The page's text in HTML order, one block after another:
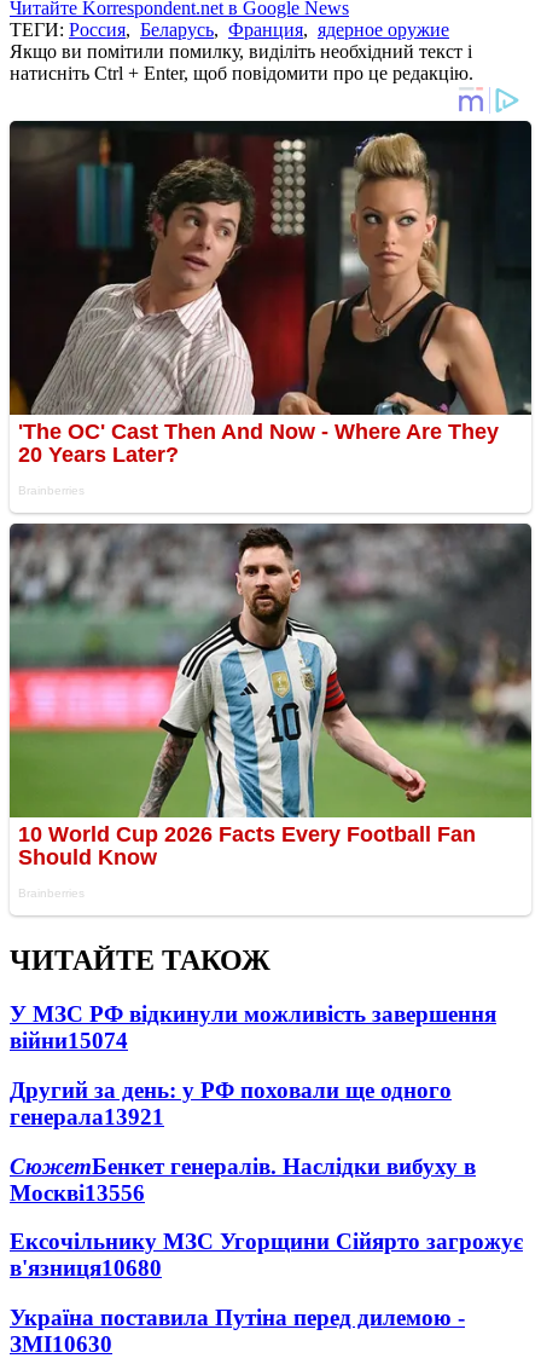
Читайте Korrespondent.net в Google News
ТЕГИ: Россия, Беларусь, Франция, ядерное оружие
Якщо ви помітили помилку, виділіть необхідний текст і
натисніть Ctrl + Enter, щоб повідомити про це редакцію.
ЧИТАЙТЕ ТАКОЖ
У МЗС РФ відкинули можливість завершення
війни15074
Другий за день: у РФ поховали ще одного
генерала13921
СюжетБенкет генералів. Наслідки вибуху в
Москві13556
Ексочільнику МЗС Угорщини Сійярто загрожує
в'язниця10680
Україна поставила Путіна перед дилемою -
ЗМІ10630